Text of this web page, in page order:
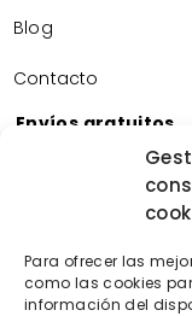
Para ofrecer las
como las cookies
información del
Blog
Contacto
Envíos gratuitos
Envíos gratuitos
Devoluciones
Devoluciones
Pago seguro
Tarjeta de
Transferencia